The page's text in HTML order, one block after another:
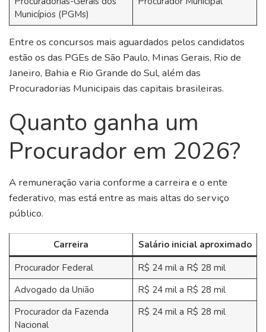
Municípios (PGMs)
Entre os concursos mais aguardados pelos candidatos
estão os das PGEs de São Paulo, Minas Gerais, Rio de
Janeiro, Bahia e Rio Grande do Sul, além das
Procuradorias Municipais das capitais brasileiras.
Quanto ganha um
Procurador em 2026?
A remuneração varia conforme a carreira e o ente
federativo, mas está entre as mais altas do serviço
público.
Carreira
Salário inicial aproximado
Procurador Federal
R$ 24 mil a R$ 28 mil
Advogado da União
R$ 24 mil a R$ 28 mil
Procurador da Fazenda
Nacional
R$ 24 mil a R$ 28 mil